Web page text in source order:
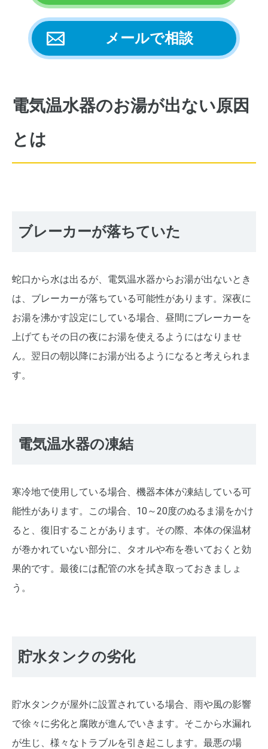
メールで相談
電気温水器のお湯が出ない原因
とは
ブレーカーが落ちていた
蛇口から水は出るが、電気温水器からお湯が出ないとき
は、ブレーカーが落ちている可能性があります。深夜に
お湯を沸かす設定にしている場合、昼間にブレーカーを
上げてもその日の夜にお湯を使えるようにはなりませ
ん。翌日の朝以降にお湯が出るようになると考えられま
す。
電気温水器の凍結
寒冷地で使用している場合、機器本体が凍結している可
能性があります。この場合、10～20度のぬるま湯をかけ
ると、復旧することがあります。その際、本体の保温材
が巻かれていない部分に、タオルや布を巻いておくと効
果的です。最後には配管の水を拭き取っておきましょ
う。
貯水タンクの劣化
貯水タンクが屋外に設置されている場合、雨や風の影響
で徐々に劣化と腐敗が進んでいきます。そこから水漏れ
が生じ、様々なトラブルを引き起こします。最悪の場